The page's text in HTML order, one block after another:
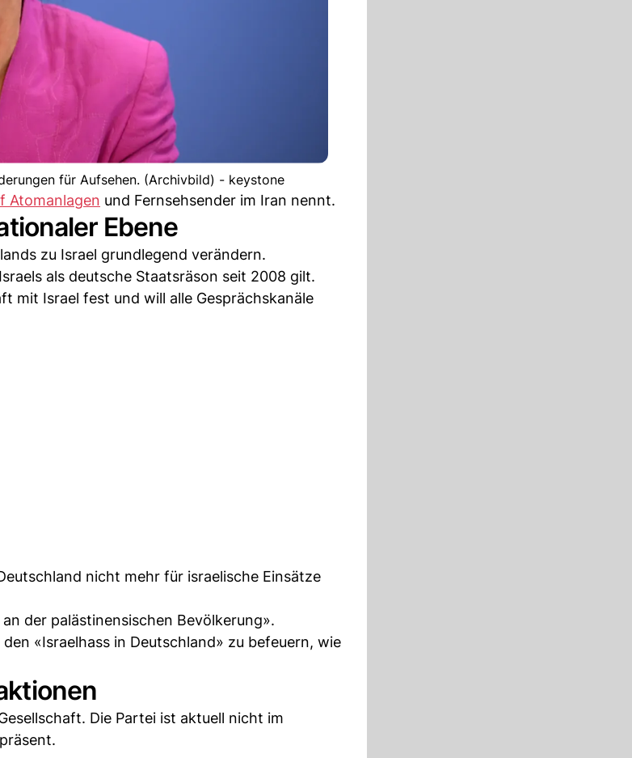
für Aufsehen. (Archivbild) - keystone
Atomanlagen und Fernsehsender im Iran nennt.
Ebene
zu Israel grundlegend verändern.
als deutsche Staatsräson seit 2008 gilt.
mit Israel fest und will alle Gesprächskanäle
nicht mehr für israelische Einsätze
der palästinensischen Bevölkerung».
«Israelhass in Deutschland» zu befeuern, wie
Die Partei ist aktuell nicht im